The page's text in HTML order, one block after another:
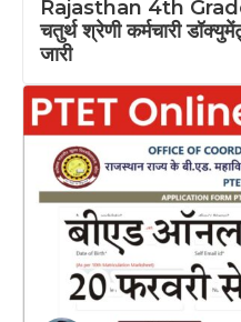
Rajasthan 4th
चतुर्थ श्रेणी कर्मचारी
जारी